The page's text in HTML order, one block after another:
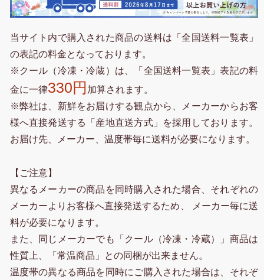
当サイト内で購入された商品の送料は「全国送料一覧表」
の表記の料金となっております。
※クール（冷凍・冷蔵）は、「全国送料一覧表」表記の料
金に一律330円 加算されます。
※弊社は、新鮮をお届けする観点から、メーカーからお客
様へ直接発送する「産地直送方式」を採用しております。
お届け先、メーカー、温度帯毎に送料が必要になります。
【ご注意】
異なるメーカーの商品を同時購入された場合、それぞれの
メーカーよりお客様へ直接発送するため、 メーカー毎に送
料が必要になります。
また、同じメーカーでも「クール（冷凍・冷蔵）」商品は
性質上、「常温商品」との同梱が出来ません。
温度帯の異なる商品を同時にご購入された場合は、それぞ